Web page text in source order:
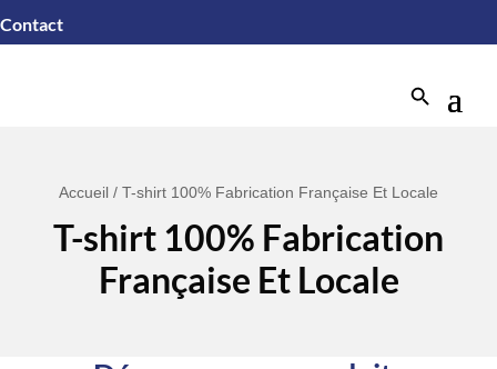
Contact
Accueil / T-shirt 100% Fabrication Française Et Locale
T-shirt 100% Fabrication
Française Et Locale